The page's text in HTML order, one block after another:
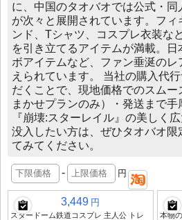
に、中国のタオバオでは公式・
が次々と展開されています。フィ
ンド、Tシャツ、コスプレ衣装な
を引き立てるアイテムが満載。日
ボアイテムなど、ファン垂涎の
えられています。 当社の購入代
だくことで、現地価格でのスム
まかせプランのみ）・発送まで手
『崩壊:スターレイル』の美しく
没入したい方は、ぜひタオバオ限
てみてください。
- 円
3,449 円
スタードーム鉄道コスプレ 主人公 トレ
本物